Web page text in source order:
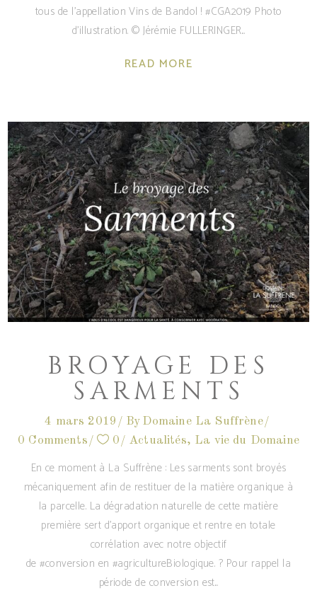
tous de l'appellation Vins de Bandol ! #CGA2019 Photo
d'illustration. © Jérémie FULLERINGER
READ MORE
BROYAGE DES
SARMENTS
4 mars 2019 By Domaine La Suffrène
0 Comments
0 Actualités, La vie du Domaine
En ce moment à La Suffrène : Les sarments sont broyés
mécaniquement afin de restituer de la matière organique à
la parcelle. La dégradation naturelle de cette matière
première sert d'apport organique et rentre en totale
corrélation avec notre objectif
de #conversion en #agricultureBiologique. ? Pour rappel la
période de conversion est